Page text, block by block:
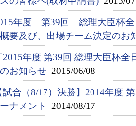
年度 第39回 総理大臣杯全
要及び、出場チーム決定のお
2015年度 第39回 総理大臣杯
お知らせ 2015/06/08
試合（8/17）決勝】2014年度
ナメント
2014/08/17